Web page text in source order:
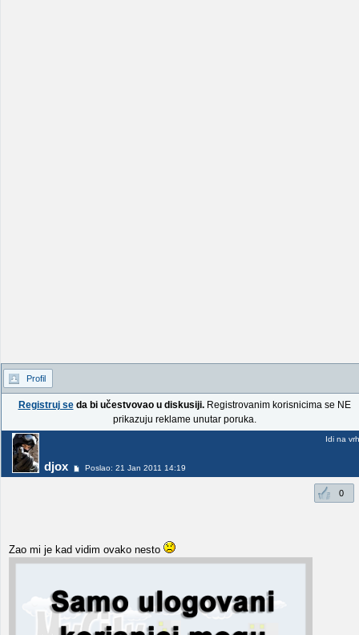
Profil
Registruj seda bi učestvovao u diskusiji.Registrovanim korisnicima se NE
prikazuju reklame unutar poruka.
djox Poslao: 21 Jan 2011 14:19
Idi na vrh
0
Zao mi je kad vidim ovako nesto